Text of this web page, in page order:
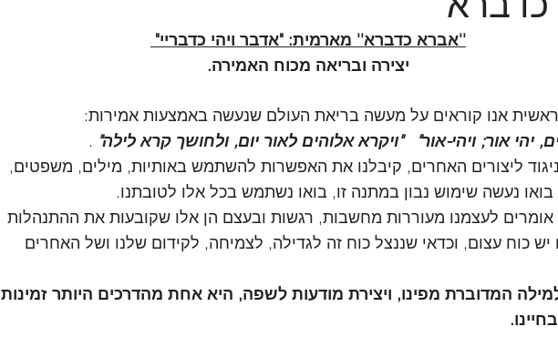
''אברא כדברא'' מארמית: "אדבר ויהי כדבריי"
יצירה ובריאה מכוח האמירה.
אנו קוראים על מעשה בריאת העולם שנעשה באמצעות אמירות:
יהי אור; ויהי-אור"   "ויקרא אלוהים לאור יום, ולחושך קרא לילה" .
ליצורים האחרים, קיבלנו את האפשרות להשתמש באותיות, מילים, משפטים,
בואו נעשה שימוש נבון במתנה זו, בואו נשתמש בכל אלו לטובתנו.
אומרים לעצמנו מעוררות מחשבות, רגשות ובעצם הן אלו שקובעות את ההתנהלות
יש כוח עצום, וכדאי שננצל כוח זה לגדילה, לצמיחה, לקידום שלנו ושל האחרים
המדוברת מפינו, ויצירת מודעות לשפה, היא אחת מהדרכים היותר זמינות